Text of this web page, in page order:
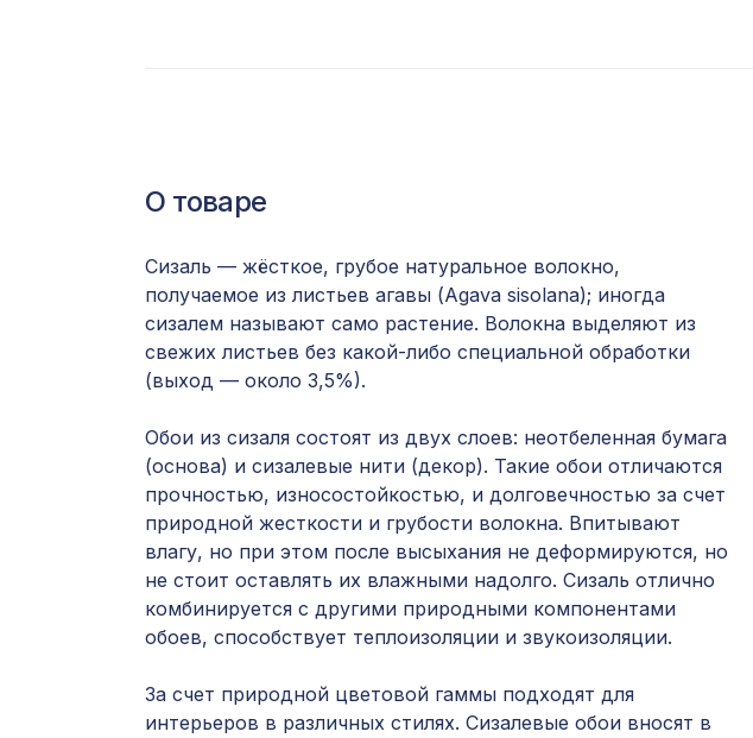
Экран для
рисунок
КАРЕ,
КАРЕ,
Профиль-
О товаре
Сизаль — жёсткое, грубое натуральное волокно,
получаемое из листьев агавы (Agava sisolana); иногда
сизалем называют само растение. Волокна выделяют из
свежих листьев без какой-либо специальной обработки
(выход — около 3,5%).
Обои из сизаля состоят из двух слоев: неотбеленная бумага
(основа) и сизалевые нити (декор). Такие обои отличаются
прочностью, износостойкостью, и долговечностью за счет
природной жесткости и грубости волокна. Впитывают
влагу, но при этом после высыхания не деформируются, но
не стоит оставлять их влажными надолго. Сизаль отлично
комбинируется с другими природными компонентами
обоев, способствует теплоизоляции и звукоизоляции.
За счет природной цветовой гаммы подходят для
интерьеров в различных стилях. Сизалевые обои вносят в